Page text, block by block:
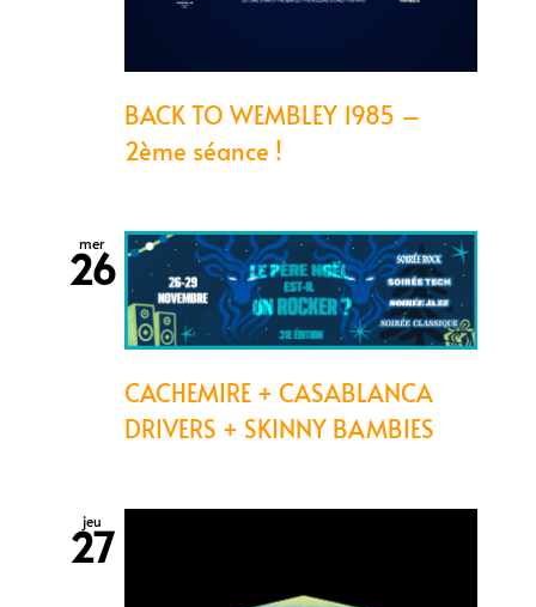
BACK TO WEMBLEY 1985 –
2ème séance !
mer
26
CACHEMIRE + CASABLANCA
DRIVERS + SKINNY BAMBIES
jeu
27